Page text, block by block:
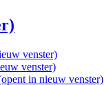
venster)
venster)
in nieuw venster)